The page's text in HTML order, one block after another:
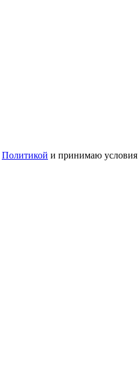
Политикой и принимаю условия